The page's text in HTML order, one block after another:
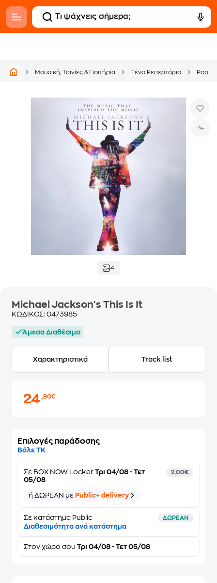
Μουσική, Ταινίες & Εισιτήρια Ξένο Ρεπερτόριο Pop
4
Michael Jackson's This Is It
ΚΩΔΙΚΟΣ: 0473985
Άμεσα Διαθέσιμο
Χαρακτηριστικά Track list
24,90€
Επιλογές παράδοσης
Βάλε ΤΚ
Σε BOX NOW Locker Τρι 04/08 - Τετ
05/08
2,00€
ή ΔΩΡΕΑΝ με Public+ delivery
Σε κατάστημα Public ΔΩΡΕΑΝ
Διαθεσιμότητα ανά κατάστημα
Στον χώρο σου Τρι 04/08 - Τετ 05/08